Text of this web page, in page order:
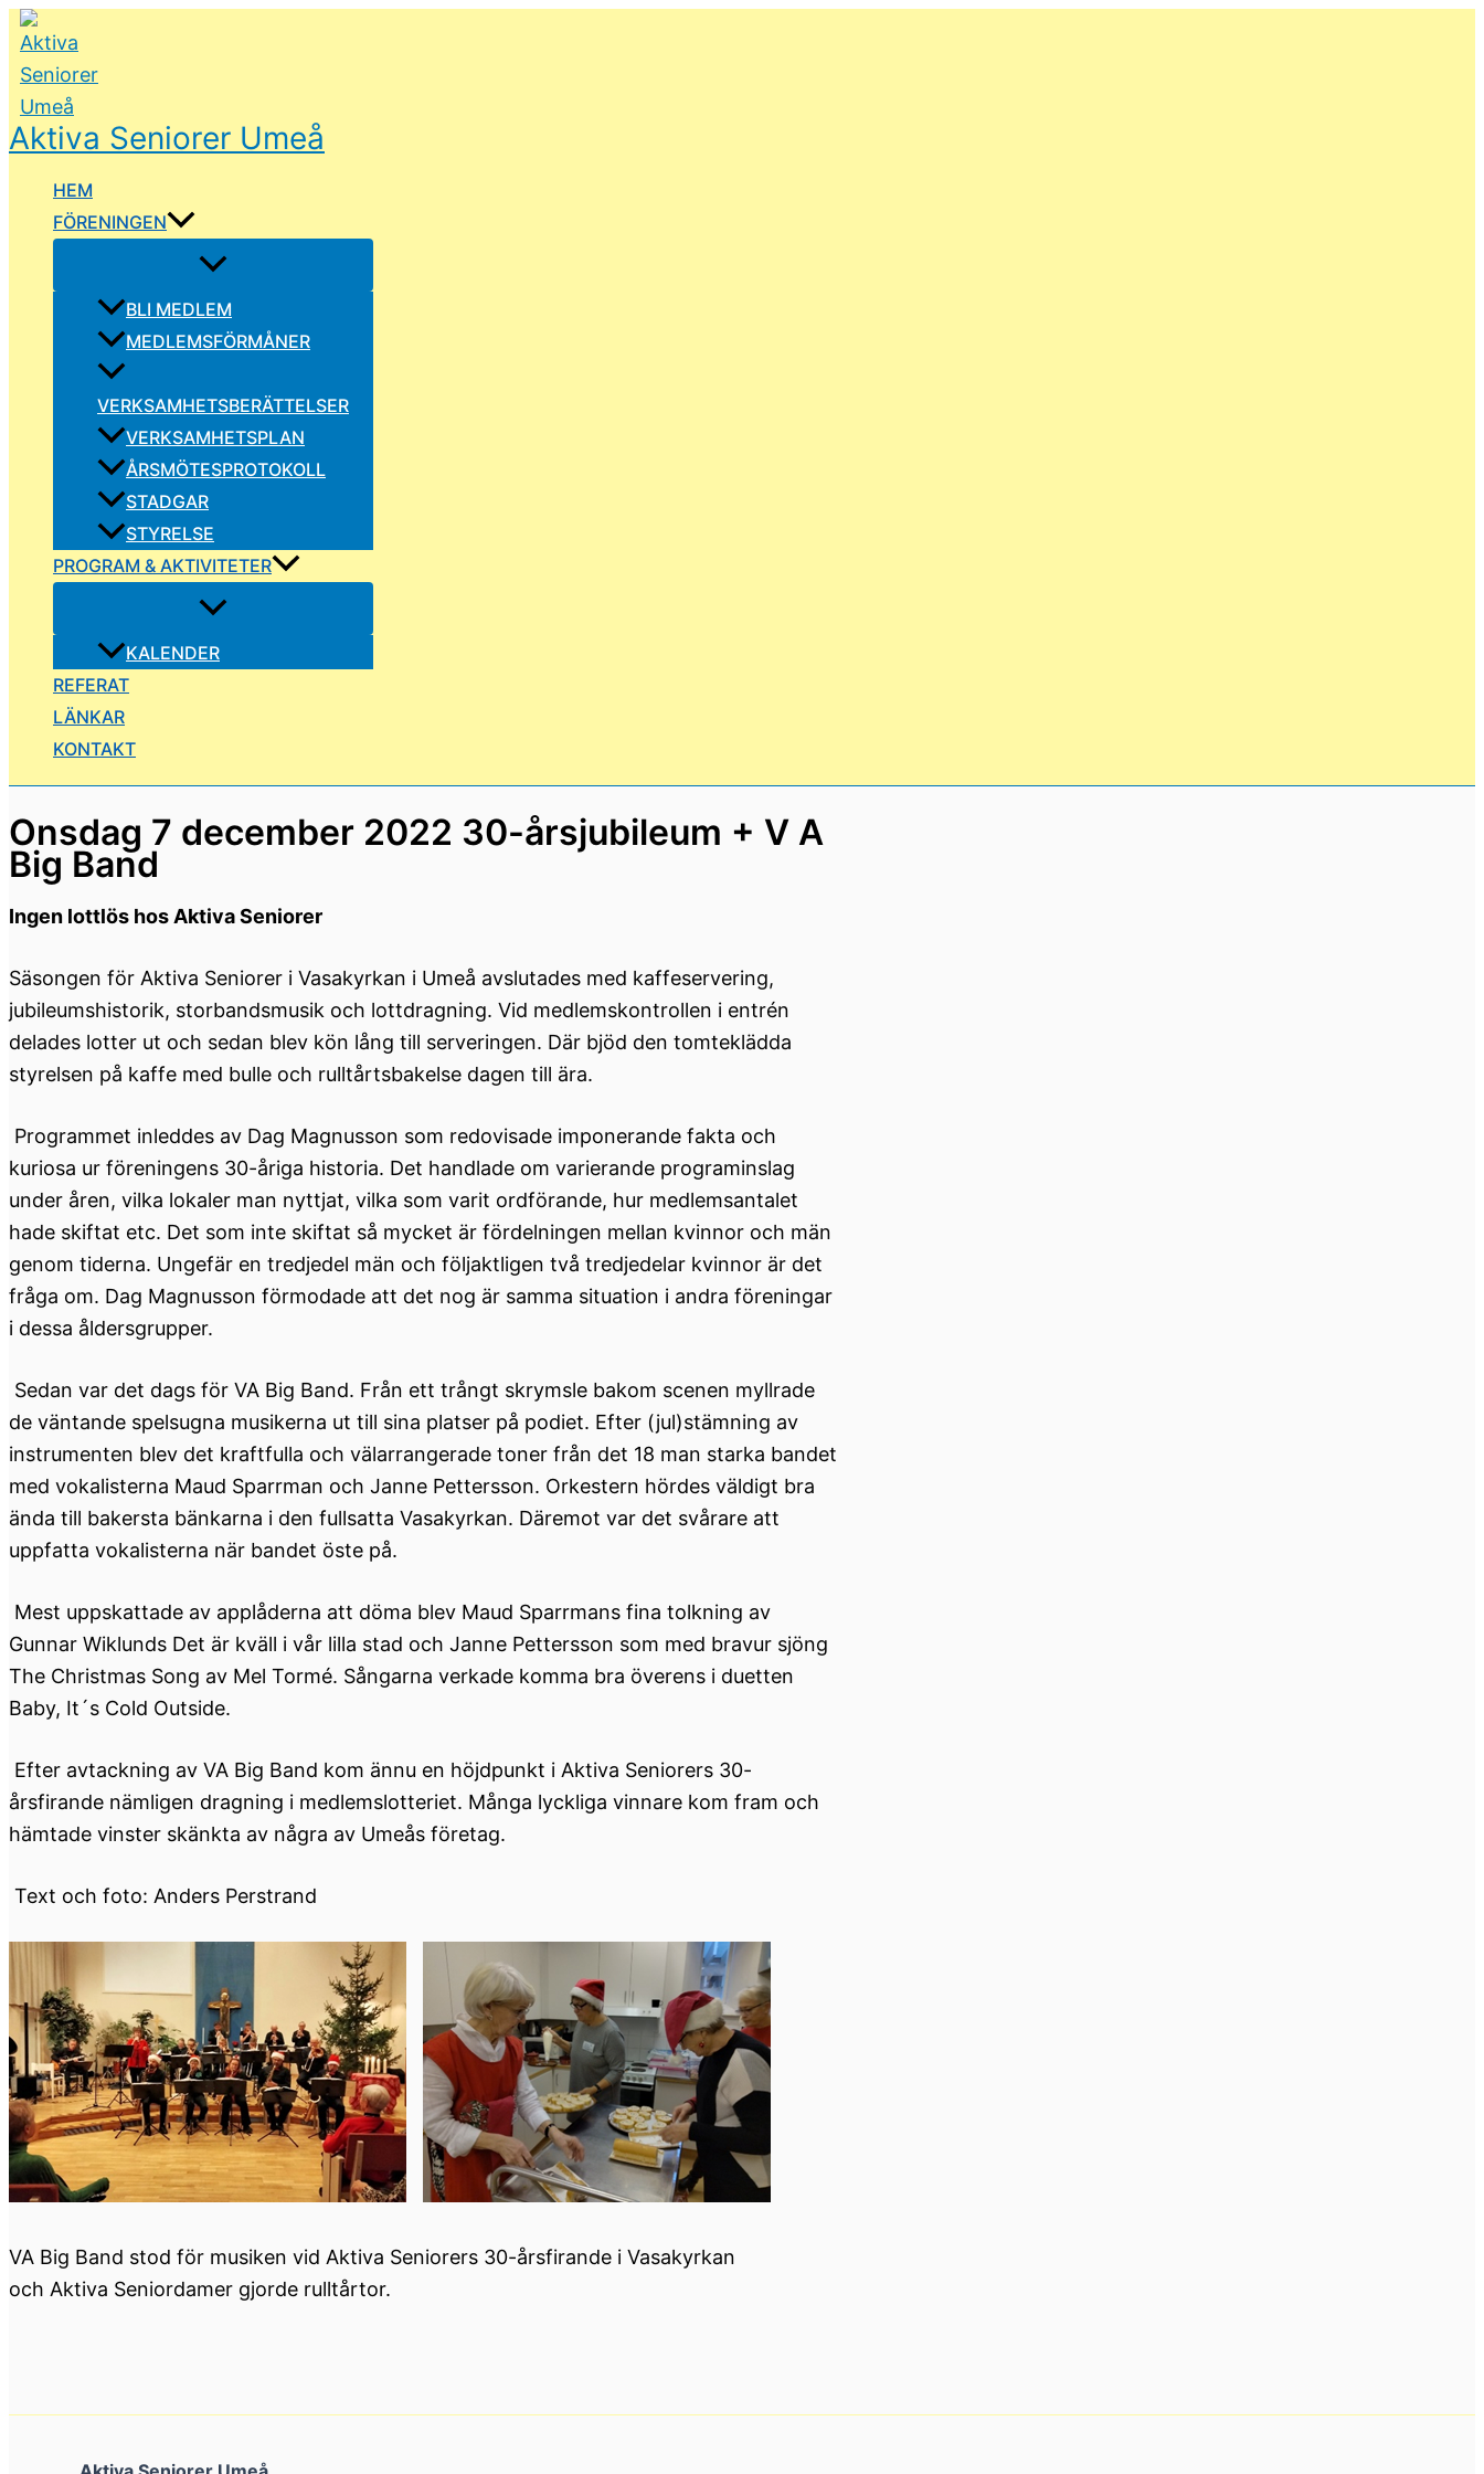
Hoppa
till
innehåll
Aktiva Seniorer Umeå
HEM
FÖRENINGEN
BLI MEDLEM
MEDLEMSFÖRMÅNER
VERKSAMHETSBERÄTTELSER
VERKSAMHETSPLAN
ÅRSMÖTESPROTOKOLL
STADGAR
STYRELSE
PROGRAM & AKTIVITETER
KALENDER
REFERAT
LÄNKAR
KONTAKT
Onsdag 7 december 2022 30-årsjubileum + V A
Big Band
Ingen lottlös hos Aktiva Seniorer
Säsongen för Aktiva Seniorer i Vasakyrkan i Umeå avslutades med kaffeservering,
jubileumshistorik, storbandsmusik och lottdragning. Vid medlemskontrollen i entrén
delades lotter ut och sedan blev kön lång till serveringen. Där bjöd den tomteklädda
styrelsen på kaffe med bulle och rulltårtsbakelse dagen till ära.
Programmet inleddes av Dag Magnusson som redovisade imponerande fakta och
kuriosa ur föreningens 30-åriga historia. Det handlade om varierande programinslag
under åren, vilka lokaler man nyttjat, vilka som varit ordförande, hur medlemsantalet
hade skiftat etc. Det som inte skiftat så mycket är fördelningen mellan kvinnor och män
genom tiderna. Ungefär en tredjedel män och följaktligen två tredjedelar kvinnor är det
fråga om. Dag Magnusson förmodade att det nog är samma situation i andra föreningar
i dessa åldersgrupper.
Sedan var det dags för VA Big Band. Från ett trångt skrymsle bakom scenen myllrade
de väntande spelsugna musikerna ut till sina platser på podiet. Efter (jul)stämning av
instrumenten blev det kraftfulla och välarrangerade toner från det 18 man starka bandet
med vokalisterna Maud Sparrman och Janne Pettersson. Orkestern hördes väldigt bra
ända till bakersta bänkarna i den fullsatta Vasakyrkan. Däremot var det svårare att
uppfatta vokalisterna när bandet öste på.
Mest uppskattade av applåderna att döma blev Maud Sparrmans fina tolkning av
Gunnar Wiklunds Det är kväll i vår lilla stad och Janne Pettersson som med bravur sjöng
The Christmas Song av Mel Tormé. Sångarna verkade komma bra överens i duetten
Baby, It´s Cold Outside.
Efter avtackning av VA Big Band kom ännu en höjdpunkt i Aktiva Seniorers 30-
årsfirande nämligen dragning i medlemslotteriet. Många lyckliga vinnare kom fram och
hämtade vinster skänkta av några av Umeås företag.
Text och foto: Anders Perstrand
VA Big Band stod för musiken vid Aktiva Seniorers 30-årsfirande i Vasakyrkan
och Aktiva Seniordamer gjorde rulltårtor.